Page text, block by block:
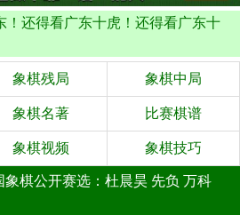
！还得看广东十虎！还得看广东十
象棋残局 象棋中局
象棋名著 比赛棋谱
象棋视频 象棋技巧
象棋公开赛选：杜晨昊 先负 万科